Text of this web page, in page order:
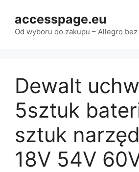
treści
accesspage.eu
Od wyboru do zakupu – Allegro
Dewalt
5sztuk
sztuk
18V 54V